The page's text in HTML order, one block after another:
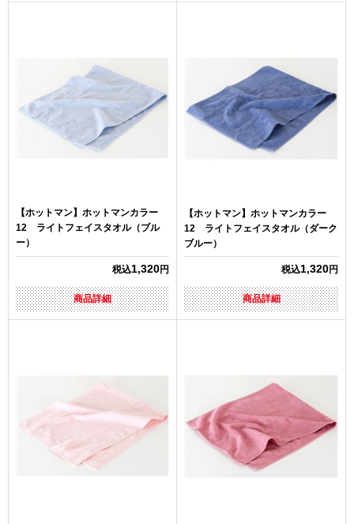
【ホットマン】ホットマンカラー
12 ライトフェイスタオル（ブル
ー）
税込1,320円
商品詳細
【ホットマン】ホットマンカラー
12 ライトフェイスタオル（ダーク
ブルー）
税込1,320円
商品詳細